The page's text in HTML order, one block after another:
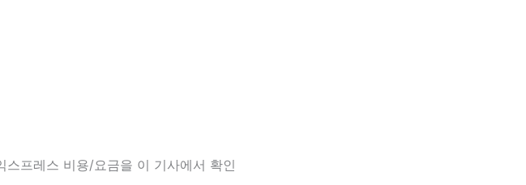
프레스 비용/요금을 이 기사에서 확인